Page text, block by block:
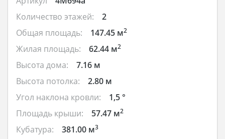
Количество этажей:
2
Общая площадь:
147.45 м2
Жилая площадь: 62.44 м2
Высота дома:
7.16 м
Высота потолка:
2.80 м
Угол наклона кровли:
1,5 °
Площадь крыши:
57.47 м2
Кубатура: 381.00 м3